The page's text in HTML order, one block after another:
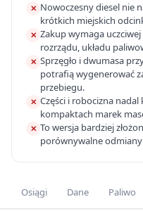
✕ Nowoczesny diesel nie
krótkich miejskich
✕ Zakup wymaga
rozrządu, układu
✕ Sprzęgło i dwumasa
potrafią wygenerować
przebiegu.
✕ Części i robocizna
kompaktach marek
✕ To wersja bardziej
porównywalne odmiany
Osiągi Dane Paliwo